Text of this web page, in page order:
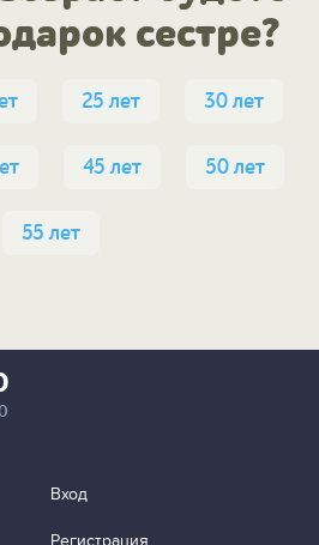
сестре?
25 лет 30 лет
45 лет 50 лет
55 лет
Вход